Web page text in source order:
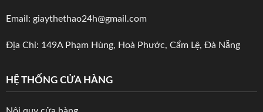
Email: giaythethao24h@gmail.com
Địa Chỉ: 149A Phạm Hùng, Hoà Phước, Cẩm Lệ, Đà Nẵng
HỆ THỐNG CỬA HÀNG